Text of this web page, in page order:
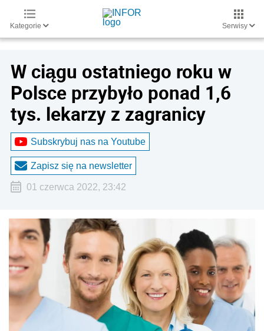
Kategorie Serwisy
W ciągu ostatniego roku w
Polsce przybyło ponad 1,6
tys. lekarzy z zagranicy
Subskrybuj nas na Youtube
Zapisz się na newsletter
01 czerwca 2022, 23:42